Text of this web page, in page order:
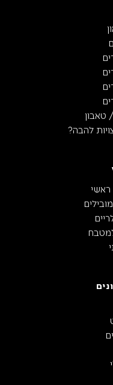
טאבון
להבה?
ראשי